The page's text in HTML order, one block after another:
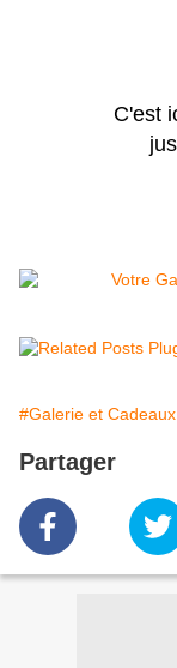
C'est
#Galerie et Cadeaux
Partager